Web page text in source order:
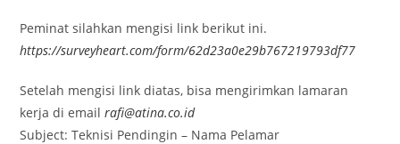
Peminat silahkan mengisi link berikut ini.
https://surveyheart.com/form/62d23a0e29b767219793df77
Setelah mengisi link diatas, bisa mengirimkan lamaran
kerja di emailrafi@atina.co.id
Subject: Teknisi Pendingin – Nama Pelamar